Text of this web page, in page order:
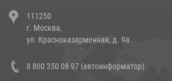
напавших на бригаду скорой помощи (видео)
14 июля 2026, 12:20
В Росгвардии прошла военно-научная
боевого опыта
111250
г. Москва,
ул. Красноказарменная, д. 9а
8 800 350 08 97 (автоинформатор)